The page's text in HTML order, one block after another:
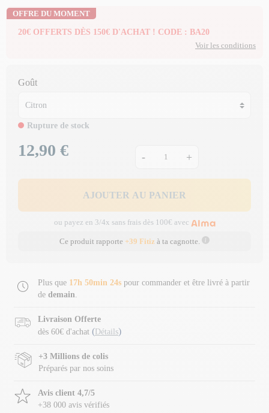
OFFRE DU MOMENT
20€ OFFERTS DÈS 150€ D'ACHAT ! CODE : BA20
Voir les conditions
Goût
Rupture de stock
Prix
12,90 € - +
AJOUTER AU PANIER
ou payez en 3/4x sans frais dès 100€ avec
Ce produit rapporte +39 Fitiz à ta cagnotte.
Plus que 17h 50min 23s pour commander et être livré à partir
de demain.
Livraison Offerte
dès 60€ d'achat ( Détails)
+3 Millions de colis
Préparés par nos soins
Avis client 4,7/5
+38 000 avis vérifiés